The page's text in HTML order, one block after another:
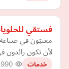
فستقي
معنيّون في صناعة
لأن نكون رائدون
خدمات